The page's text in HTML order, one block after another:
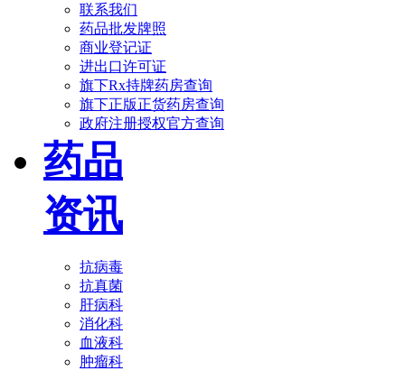
联系我们
药品批发牌照
商业登记证
进出口许可证
旗下Rx持牌药房查询
旗下正版正货药房查询
政府注册授权官方查询
药品
资讯
抗病毒
抗真菌
肝病科
消化科
血液科
肿瘤科